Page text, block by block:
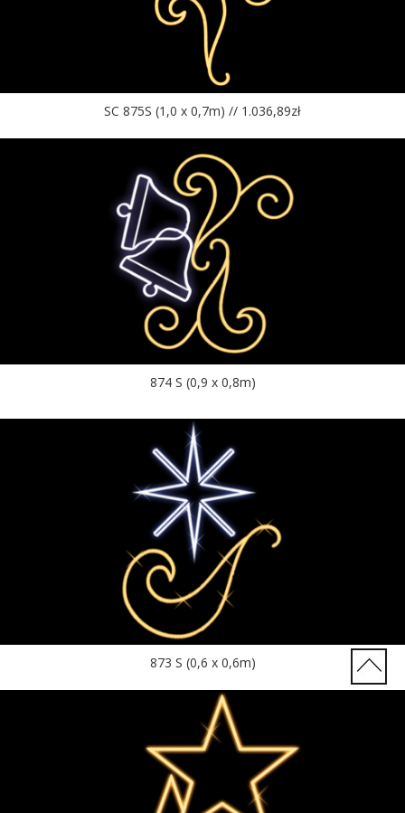
SC 875S (1,0 x 0,7m) // 1.036,89zł
874 S (0,9 x 0,8m)
873 S (0,6 x 0,6m)